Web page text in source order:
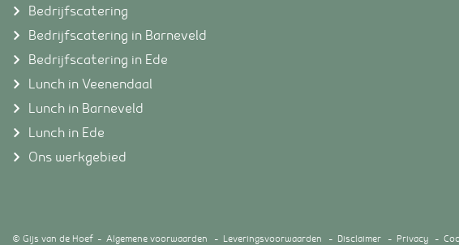
Bedrijfscatering
Bedrijfscatering in Barneveld
Bedrijfscatering in Ede
Lunch in Veenendaal
Lunch in Barneveld
Lunch in Ede
Ons werkgebied
© Gijs van de Hoef Algemene voorwaarden Leveringsvoorwaarden Disclaimer Privacy